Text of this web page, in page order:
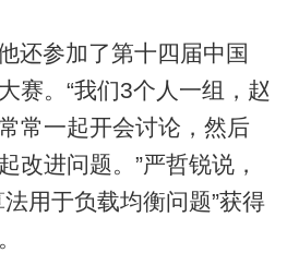
还参加了第十四届中国
赛。“我们3个人一组，赵
常一起开会讨论，然后
改进问题。”严哲锐说，
用于负载均衡问题”获得